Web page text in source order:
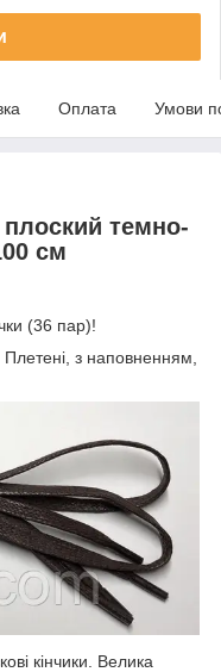
Оплата Умови
темно-
см
(36 пар)!
Плетені, з наповненням,
кінчики. Велика